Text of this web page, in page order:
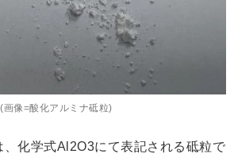
(画像=酸化アルミナ砥粒)
化学式Al2O3にて表記される砥粒で